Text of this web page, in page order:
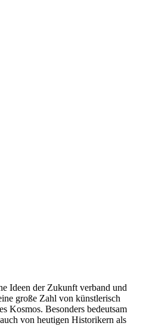
Ideen der Zukunft verband und
große Zahl von künstlerisch
Kosmos. Besonders bedeutsam
von heutigen Historikern als